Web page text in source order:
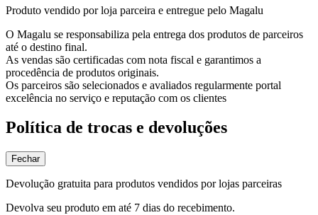
Produto vendido por loja parceira e entregue pelo Magalu
O Magalu se responsabiliza pela entrega dos produtos de parceiros
até o destino final.
As vendas são certificadas com nota fiscal e garantimos a
procedência de produtos originais.
Os parceiros são selecionados e avaliados regularmente portal
excelência no serviço e reputação com os clientes
Política de trocas e devoluções
Fechar
Devolução gratuita para produtos vendidos por lojas parceiras
Devolva seu produto em até 7 dias do recebimento.